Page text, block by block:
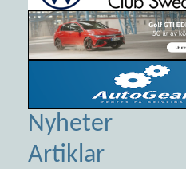
Nyheter
Artiklar